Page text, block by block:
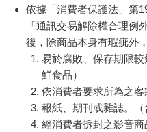
依據「消費者保護法」第
「通訊交易解除權合理例
後，除商品本身有瑕疵外
易於腐敗、保存期限
鮮食品）
依消費者要求所為之客
報紙、期刊或雜誌。（
經消費者拆封之影音商